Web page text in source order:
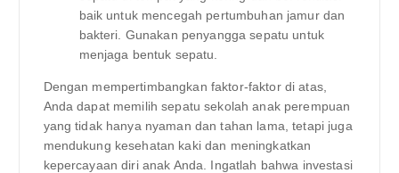
baik untuk mencegah pertumbuhan jamur dan
bakteri. Gunakan penyangga sepatu untuk
menjaga bentuk sepatu.
Dengan mempertimbangkan faktor-faktor di atas,
Anda dapat memilih sepatu sekolah anak perempuan
yang tidak hanya nyaman dan tahan lama, tetapi juga
mendukung kesehatan kaki dan meningkatkan
kepercayaan diri anak Anda. Ingatlah bahwa investasi